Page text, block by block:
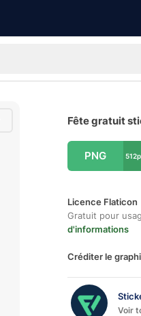
Fête gratuit
PNG
Licence Flaticon
Gratuit pour
d'informations
Créditer le
Voir